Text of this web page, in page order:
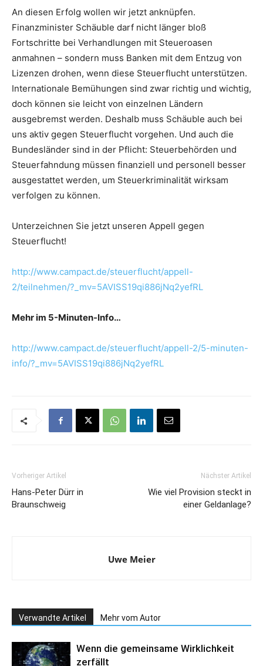
An diesen Erfolg wollen wir jetzt anknüpfen.
Finanzminister Schäuble darf nicht länger bloß
Fortschritte bei Verhandlungen mit Steueroasen
anmahnen – sondern muss Banken mit dem Entzug von
Lizenzen drohen, wenn diese Steuerflucht unterstützen.
Internationale Bemühungen sind zwar richtig und wichtig,
doch können sie leicht von einzelnen Ländern
ausgebremst werden. Deshalb muss Schäuble auch bei
uns aktiv gegen Steuerflucht vorgehen. Und auch die
Bundesländer sind in der Pflicht: Steuerbehörden und
Steuerfahndung müssen finanziell und personell besser
ausgestattet werden, um Steuerkriminalität wirksam
verfolgen zu können.
Unterzeichnen Sie jetzt unseren Appell gegen
Steuerflucht!
http://www.campact.de/steuerflucht/appell-
2/teilnehmen/?_mv=5AVISS19qi886jNq2yefRL
Mehr im 5-Minuten-Info…
http://www.campact.de/steuerflucht/appell-2/5-minuten-
info/?_mv=5AVISS19qi886jNq2yefRL
Vorheriger Artikel
Hans-Peter Dürr in
Braunschweig
Nächster Artikel
Wie viel Provision steckt in
einer Geldanlage?
Uwe Meier
Verwandte Artikel Mehr vom Autor
Wenn die gemeinsame Wirklichkeit
zerfällt